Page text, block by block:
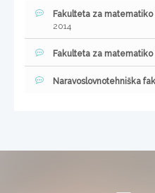
Fakulteta za matematiko
2014
Fakulteta za matematiko
Naravoslovnotehniška